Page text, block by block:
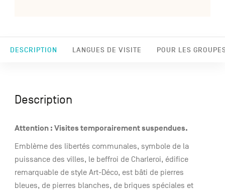
DESCRIPTION LANGUES DE VISITE POUR LES
Description
Attention : Visites temporairement suspendues.
Emblème des libertés communales, symbole de la
puissance des villes, le beffroi de Charleroi, édifice
remarquable de style Art-Déco, est bâti de pierres
bleues, de pierres blanches, de briques spéciales et